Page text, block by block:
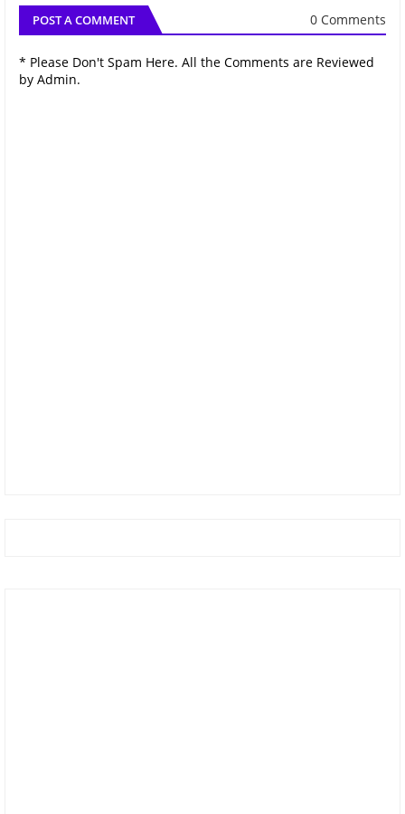
POST A COMMENT 0 Comments
* Please Don't Spam Here. All the Comments are Reviewed
by Admin.